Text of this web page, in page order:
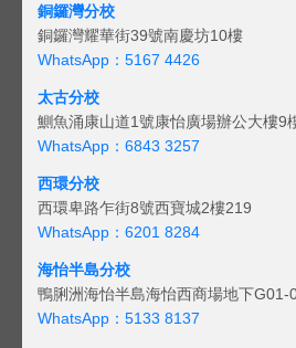
銅鑼灣分校
銅鑼灣耀華街39號南慶坊10樓
WhatsApp：5167 4426
太古分校
鰂魚涌康山道1號康怡廣場辦公大樓9
WhatsApp：6843 3257
西環分校
西環卑路乍街8號西寶城2樓219
WhatsApp：6201 8284
海怡半島分校
鴨脷洲海怡半島海怡西商場地下G01-
WhatsApp：5133 8137